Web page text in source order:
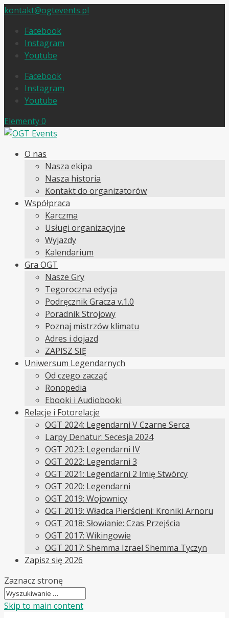
kontakt@ogtevents.pl
Facebook
Instagram
Youtube
Facebook
Instagram
Youtube
Elementy 0
O nas
Nasza ekipa
Nasza historia
Kontakt do organizatorów
Współpraca
Karczma
Usługi organizacyjne
Wyjazdy
Kalendarium
Gra OGT
Nasze Gry
Tegoroczna edycja
Podręcznik Gracza v.1.0
Poradnik Strojowy
Poznaj mistrzów klimatu
Adres i dojazd
ZAPISZ SIĘ
Uniwersum Legendarnych
Od czego zacząć
Ronopedia
Ebooki i Audiobooki
Relacje i Fotorelacje
OGT 2024: Legendarni V Czarne Serca
Larpy Denatur: Secesja 2024
OGT 2023: Legendarni IV
OGT 2022: Legendarni 3
OGT 2021: Legendarni 2 Imię Stwórcy
OGT 2020: Legendarni
OGT 2019: Wojownicy
OGT 2019: Władca Pierścieni: Kroniki Arnoru
OGT 2018: Słowianie: Czas Przejścia
OGT 2017: Wikingowie
OGT 2017: Shemma Izrael Shemma Tyczyn
Zapisz się 2026
Zaznacz stronę
Skip to main content